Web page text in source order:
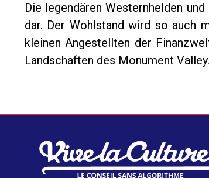
Die legendären Westernhelden
dar. Der Wohlstand wird so auch
kleinen Angestellten der
Landschaften des Monument Valley.